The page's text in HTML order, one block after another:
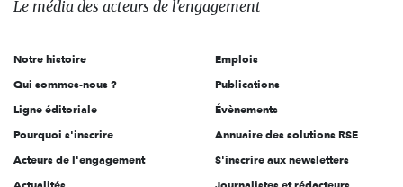
l'engagement
Le média des acteurs de l'engagement
Notre histoire
Qui sommes-nous ?
Ligne éditoriale
Pourquoi s'inscrire
Acteurs de l'engagement
Emplois
Publications
Évènements
Annuaire des solutions RSE
S'inscrire aux newsletters